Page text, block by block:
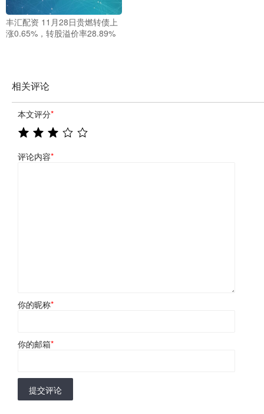
丰汇配资 11月28日贵燃转债上
涨0.65%，转股溢价率28.89%
相关评论
本文评分*
评论内容*
你的昵称*
你的邮箱*
提交评论